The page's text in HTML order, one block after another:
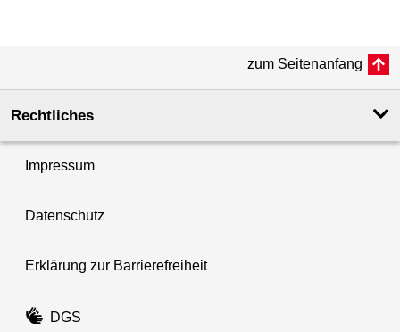
zum Seitenanfang
Rechtliches
Impressum
Datenschutz
Erklärung zur Barrierefreiheit
DGS